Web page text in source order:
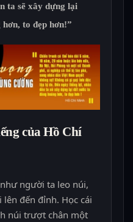
ta sẽ xây dựng lại
to đẹp hơn!”
của Hồ Chí
người ta leo núi,
đến đỉnh. Học cái
núi trượt chân một